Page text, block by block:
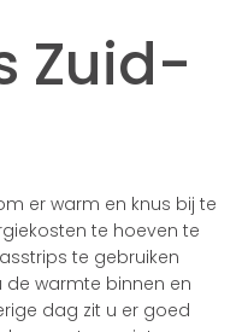
Zuid-
er warm en knus bij te
te hoeven te
te gebruiken
de warmte binnen en
dag zit u er goed